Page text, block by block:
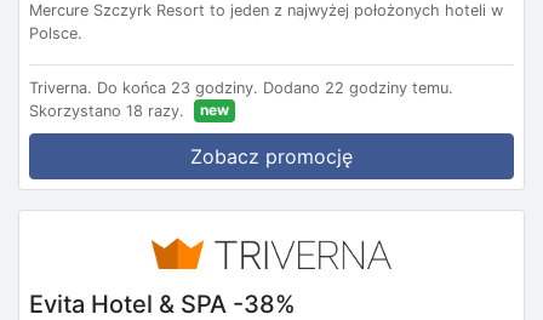
Mercure Szczyrk Resort to jeden z najwyżej położonych hoteli w
Polsce.
Triverna. Do końca 23 godziny. Dodano 22 godziny temu.
Skorzystano 18 razy.
new
Zobacz promocję
Evita Hotel & SPA -38%